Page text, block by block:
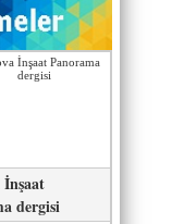
İnşaat
dergisi